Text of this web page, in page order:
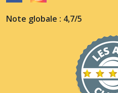
Note globale : 4,7/5